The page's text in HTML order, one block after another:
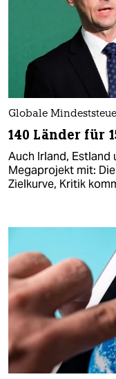
Globale
140 Länder für
Auch Irland, Estland
Megaprojekt mit:
Zielkurve, Kritik